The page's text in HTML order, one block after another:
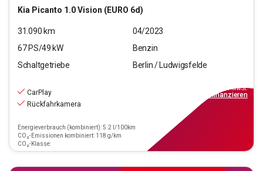
Kia Picanto 1.0 Vision (EURO 6d)
31.090 km
04/2023
67PS/49 kW
Benzin
Schaltgetriebe
Berlin / Ludwigsfelde
CarPlay
Rückfahrkamera
Energieverbrauch (kombiniert): 5.2 l/100km
CO₂-Emissionen kombiniert: 118 g/km
CO₂-Klasse:
inkl.MwSt.
finanzieren